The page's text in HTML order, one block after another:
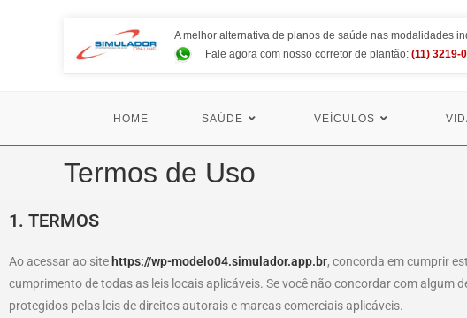
A melhor alternativa de planos de saúde nas modalidades
Fale agora com nosso corretor de plantão: (11) 3219-
HOME SAÚDE VEÍCULOS
Termos de Uso
1. TERMOS
Ao acessar ao site https://wp-modelo04.simulador.app.br, concorda em cumprir
cumprimento de todas as leis locais aplicáveis. Se você não concordar com algum
protegidos pelas leis de direitos autorais e marcas comerciais aplicáveis.